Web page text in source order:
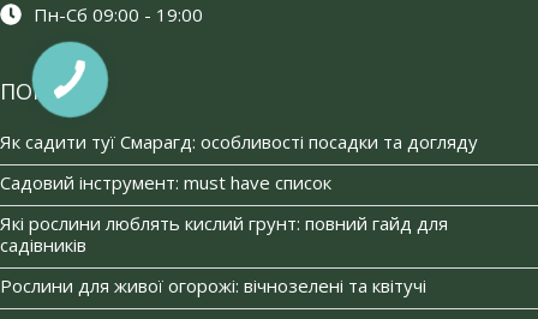
Пн-Сб 09:00 - 19:00
ПОРАДИ
Як садити туї Смарагд: особливості посадки та догляду
Садовий інструмент: must have список
Які рослини люблять кислий грунт: повний гайд для
садівників
Рослини для живої огорожі: вічнозелені та квітучі